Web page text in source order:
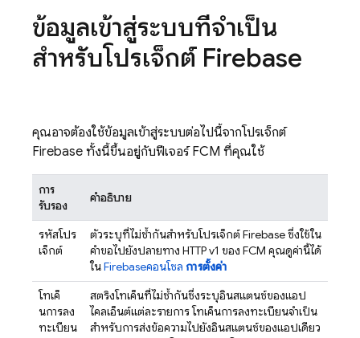
ข้อมูลเข้าสู่ระบบที่จำเป็น
สำหรับโปรเจ็กต์ Firebase
คุณอาจต้องใช้ข้อมูลเข้าสู่ระบบต่อไปนี้จากโปรเจ็กต์
Firebase ทั้งนี้ขึ้นอยู่กับฟีเจอร์FCM ที่คุณใช้
การ
รับรอง
คำอธิบาย
รหัสโปร
เจ็กต์
ตัวระบุที่ไม่ซ้ำกันสำหรับโปรเจ็กต์ Firebase ซึ่งใช้ใน
คำขอไปยังปลายทาง HTTP v1 ของ FCM คุณดูค่านี้ได้
ในFirebaseคอนโซล การตั้งค่า
โทเค็
นการลง
ทะเบียน
สตริงโทเค็นที่ไม่ซ้ำกันซึ่งระบุอินสแตนซ์ของแอป
ไคลเอ็นต์แต่ละรายการ โทเค็นการลงทะเบียนจำเป็น
สำหรับการส่งข้อความไปยังอินสแตนซ์ของแอปเดียว